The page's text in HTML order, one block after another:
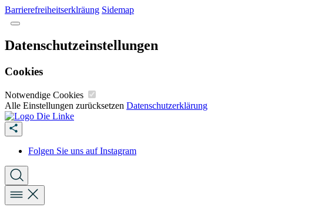
Barrierefreiheitserklräung Sidemap
Datenschutzeinstellungen
Cookies
Notwendige Cookies
Alle Einstellungen zurücksetzen Datenschutzerklärung
Folgen Sie uns auf Instagram